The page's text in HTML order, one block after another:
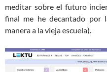
meditar sobre el futuro
final me he decantado por
manera a la vieja escuela).